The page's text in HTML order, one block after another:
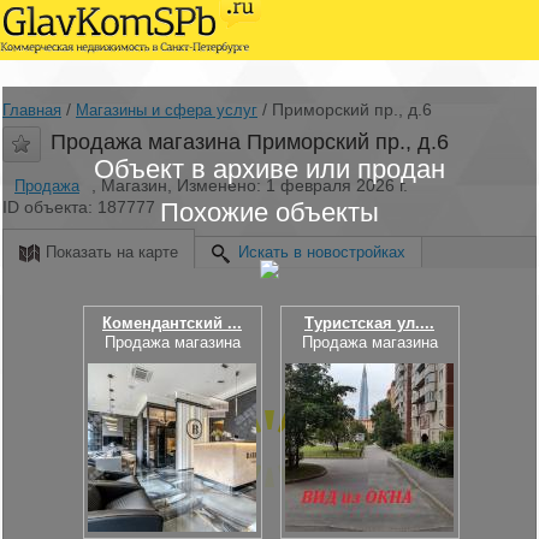
Объект в архиве или продан
Похожие объекты
Комендантский ...
Продажа магазина
Туристская ул....
Продажа магазина
Главная / Магазины и сфера услуг / Приморский пр., д.6
Продажа магазина Приморский пр., д.6
Продажа
, Магазин, Изменено: 1 февраля 2026 г.
ID объекта: 187777
Показать на карте Искать в новостройках